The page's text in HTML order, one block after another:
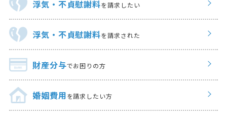
浮気・不貞慰謝料を請求したい
浮気・不貞慰謝料を請求された
財産分与でお困りの方
婚姻費用を請求したい方